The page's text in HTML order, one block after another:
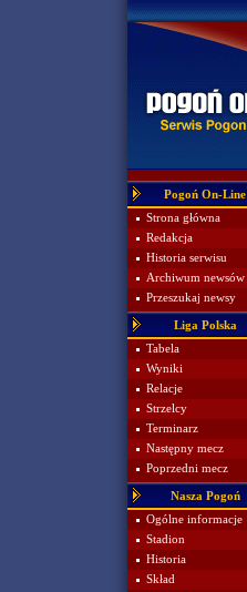
Pogoń On-Line
Strona główna
Redakcja
Historia serwisu
Archiwum newsów
Przeszukaj newsy
Liga Polska
Tabela
Wyniki
Relacje
Strzelcy
Terminarz
Następny mecz
Poprzedni mecz
Nasza Pogoń
Ogólne informacje
Stadion
Historia
Skład